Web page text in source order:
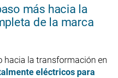
más hacia la
de la marca
hacia la transformación en
eléctricos para